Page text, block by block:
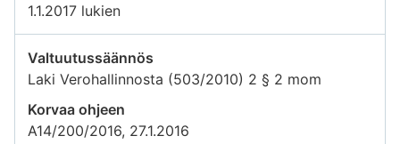
1.1.2017 lukien
Valtuutussäännös
Laki Verohallinnosta (503/2010) 2 § 2 mom
Korvaa ohjeen
A14/200/2016, 27.1.2016